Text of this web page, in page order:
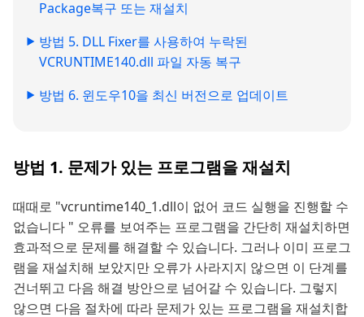
Package복구 또는 재설치
방법 5. DLL Fixer를 사용하여 누락된
VCRUNTIME140.dll 파일 자동 복구
방법 6. 윈도우10을 최신 버전으로 업데이트
방법 1. 문제가 있는 프로그램을 재설치
때때로 "vcruntime140_1.dll이 없어 코드 실행을 진행할 수
없습니다 " 오류를 보여주는 프로그램을 간단히 재설치하면
효과적으로 문제를 해결할 수 있습니다. 그러나 이미 프로그
램을 재설치해 보았지만 오류가 사라지지 않으면 이 단계를
건너뛰고 다음 해결 방안으로 넘어갈 수 있습니다. 그렇지
않으면 다음 절차에 따라 문제가 있는 프로그램을 재설치합